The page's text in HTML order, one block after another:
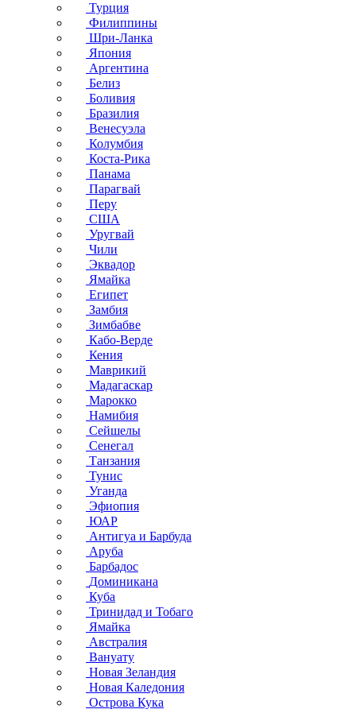
Турция
Филиппины
Шри-Ланка
Япония
Аргентина
Белиз
Боливия
Бразилия
Венесуэла
Колумбия
Коста-Рика
Панама
Парагвай
Перу
США
Уругвай
Чили
Эквадор
Ямайка
Египет
Замбия
Зимбабве
Кабо-Верде
Кения
Маврикий
Мадагаскар
Марокко
Намибия
Сейшелы
Сенегал
Танзания
Тунис
Уганда
Эфиопия
ЮАР
Антигуа и Барбуда
Аруба
Барбадос
Доминикана
Куба
Тринидад и Тобаго
Ямайка
Австралия
Вануату
Новая Зеландия
Новая Каледония
Острова Кука